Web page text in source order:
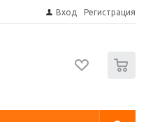
Вход Регистрация